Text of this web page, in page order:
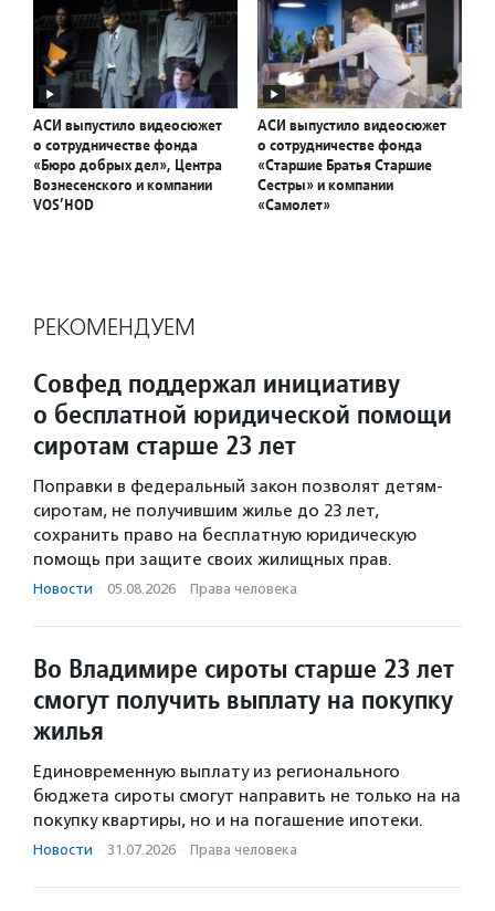
АСИ выпустило видеосюжет
о сотрудничестве фонда
«Бюро добрых дел», Центра
Вознесенского и компании
VOS’HOD
АСИ выпустило видеосюжет
о сотрудничестве фонда
«Старшие Братья Старшие
Сестры» и компании
«Самолет»
РЕКОМЕНДУЕМ
Совфед поддержал инициативу
о бесплатной юридической помощи
сиротам старше 23 лет
Поправки в федеральный закон позволят детям-
сиротам, не получившим жилье до 23 лет,
сохранить право на бесплатную юридическую
помощь при защите своих жилищных прав.
Новости · 05.08.2026 · Права человека
Во Владимире сироты старше 23 лет
смогут получить выплату на покупку
жилья
Единовременную выплату из регионального
бюджета сироты смогут направить не только на на
покупку квартиры, но и на погашение ипотеки.
Новости · 31.07.2026 · Права человека